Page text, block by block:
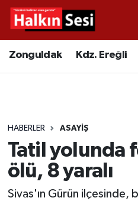
Zonguldak Kdz. Ereğli
HABERLER ASAYIŞ
Tatil yolunda
ölü, 8 yaralı
Sivas'ın Gürün ilçesinde,
Video
Çaycuma
Alaplı
Asayiş
Merkez Hava Durumu
Süper Lig Puan
Tüm Manşetler
Son Dakika Haberleri